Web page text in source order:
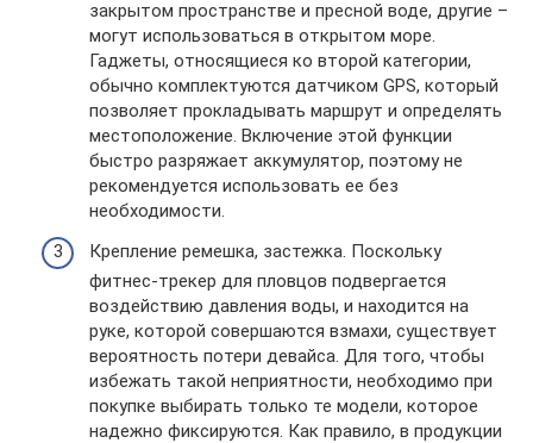
закрытом пространстве и пресной воде, другие –
могут использоваться в открытом море.
Гаджеты, относящиеся ко второй категории,
обычно комплектуются датчиком GPS, который
позволяет прокладывать маршрут и определять
местоположение. Включение этой функции
быстро разряжает аккумулятор, поэтому не
рекомендуется использовать ее без
необходимости.
Крепление ремешка, застежка. Поскольку
фитнес-трекер для пловцов подвергается
воздействию давления воды, и находится на
руке, которой совершаются взмахи, существует
вероятность потери девайса. Для того, чтобы
избежать такой неприятности, необходимо при
покупке выбирать только те модели, которое
надежно фиксируются. Как правило, в продукции